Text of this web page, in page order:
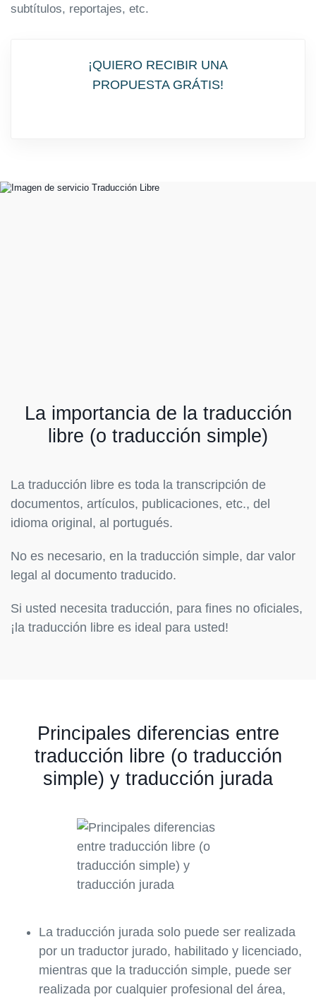
subtítulos, reportajes, etc.
¡QUIERO RECIBIR UNA
PROPUESTA GRÁTIS!
La importancia de la traducción
libre (o traducción simple)
La traducción libre es toda la transcripción de
documentos, artículos, publicaciones, etc., del
idioma original, al portugués.
No es necesario, en la traducción simple, dar valor
legal al documento traducido.
Si usted necesita traducción, para fines no oficiales,
¡la traducción libre es ideal para usted!
Principales diferencias entre
traducción libre (o traducción
simple) y traducción jurada
La traducción jurada solo puede ser realizada
por un traductor jurado, habilitado y licenciado,
mientras que la traducción simple, puede ser
realizada por cualquier profesional del área,